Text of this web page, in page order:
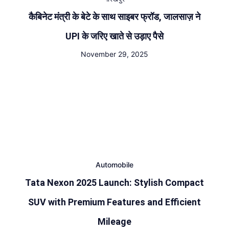
कैबिनेट मंत्री के बेटे के साथ साइबर फ्रॉड, जालसाज़ ने
UPI के जरिए खाते से उड़ाए पैसे
November 29, 2025
Automobile
Tata Nexon 2025 Launch: Stylish Compact
SUV with Premium Features and Efficient
Mileage